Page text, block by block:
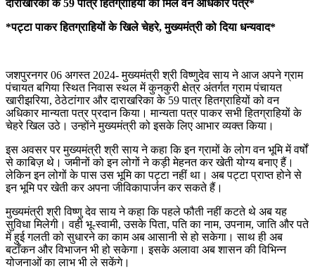
दाराखरिका के 59 पात्र हितग्राहियों को मिले वन अधिकार पत्र*
*पट्टा पाकर हितग्राहियों के खिले चेहरे, मुख्यमंत्री को दिया धन्यवाद*
जशपुरनगर 06 अगस्त 2024- मुख्यमंत्री श्री विष्णुदेव साय ने आज अपने ग्राम
पंचायत बगिया स्थित निवास स्थल में कुनकुरी क्षेत्र अंतर्गत ग्राम पंचायत
खारीझरिया, ठेठेटांगार और दाराखरिका के 59 पात्र हितग्राहियों को वन
अधिकार मान्यता पत्र प्रदान किया। मान्यता पत्र पाकर सभी हितग्राहियों के
चेहरे खिल उठे। उन्होंने मुख्यमंत्री को इसके लिए आभार व्यक्त किया।
इस अवसर पर मुख्यमंत्री श्री साय ने कहा कि इन ग्रामों के लोग वन भूमि में वर्षों
से काबिज़ थे। जमीनों को इन लोगों ने कड़ी मेहनत कर खेती योग्य बनाए हैं।
लेकिन इन लोगों के पास उस भूमि का पट्टा नहीं था। अब पट्टा प्राप्त होने से
इन भूमि पर खेती कर अपना जीविकापार्जन कर सकते हैं।
मुख्यमंत्री श्री विष्णु देव साय ने कहा कि पहले फौती नहीं कटते थे अब यह
सुविधा मिलेगी। वही भू-स्वामी, उसके पिता, पति का नाम, उपनाम, जाति और पते
में हुई गलती को सुधारने का काम अब आसानी से हो सकेगा। साथ ही अब
बटाँकन और विभाजन भी हो सकेगा। इसके अलावा अब शासन की विभिन्न
योजनाओं का लाभ भी ले सकेंगे।